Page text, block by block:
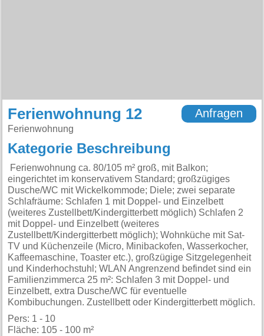
Ferienwohnung 12
Ferienwohnung
Anfragen
Kategorie Beschreibung
Ferienwohnung ca. 80/105 m² groß, mit Balkon;
eingerichtet im konservativem Standard; großzügiges
Dusche/WC mit Wickelkommode; Diele; zwei separate
Schlafräume: Schlafen 1 mit Doppel- und Einzelbett
(weiteres Zustellbett/Kindergitterbett möglich) Schlafen 2
mit Doppel- und Einzelbett (weiteres
Zustellbett/Kindergitterbett möglich); Wohnküche mit Sat-
TV und Küchenzeile (Micro, Minibackofen, Wasserkocher,
Kaffeemaschine, Toaster etc.), großzügige Sitzgelegenheit
und Kinderhochstuhl; WLAN Angrenzend befindet sind ein
Familienzimmerca 25 m²: Schlafen 3 mit Doppel- und
Einzelbett, extra Dusche/WC für eventuelle
Kombibuchungen. Zustellbett oder Kindergitterbett möglich.
Pers: 1 - 10
Fläche: 105 - 100 m²